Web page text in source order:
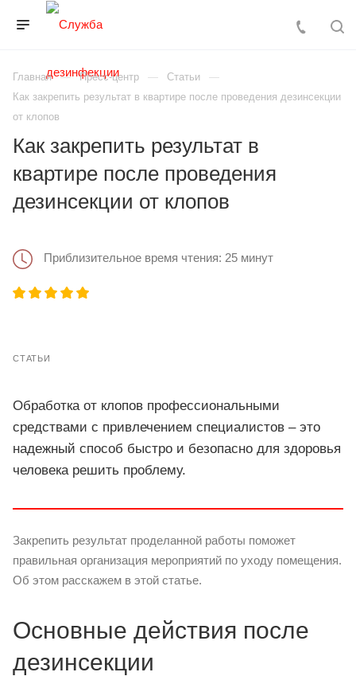
Главная Пресс-центр
Статьи
Как закрепить результат в квартире после проведения дезинсекции
от клопов
Как закрепить результат в
квартире после проведения
дезинсекции от клопов
Приблизительное время чтения: 25 минут
СТАТЬИ
Обработка от клопов профессиональными
средствами с привлечением специалистов – это
надежный способ быстро и безопасно для здоровья
человека решить проблему.
Закрепить результат проделанной работы поможет
правильная организация мероприятий по уходу помещения.
Об этом расскажем в этой статье.
Основные действия после
дезинсекции